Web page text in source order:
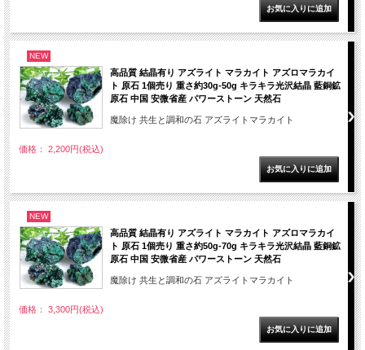
NEW
高品質 結晶有り アズライト マラカイト アズロマラカイ
ト 原石 1個売り 重さ約30g-50g キラキラ光沢結晶 藍銅鉱
原石 中国 安微省産 パワーストーン 天然石
魔除け 共生と調和の石 アズライトマラカイト
価格： 2,200円(税込)
NEW
高品質 結晶有り アズライト マラカイト アズロマラカイ
ト 原石 1個売り 重さ約50g-70g キラキラ光沢結晶 藍銅鉱
原石 中国 安微省産 パワーストーン 天然石
魔除け 共生と調和の石 アズライトマラカイト
価格： 3,300円(税込)